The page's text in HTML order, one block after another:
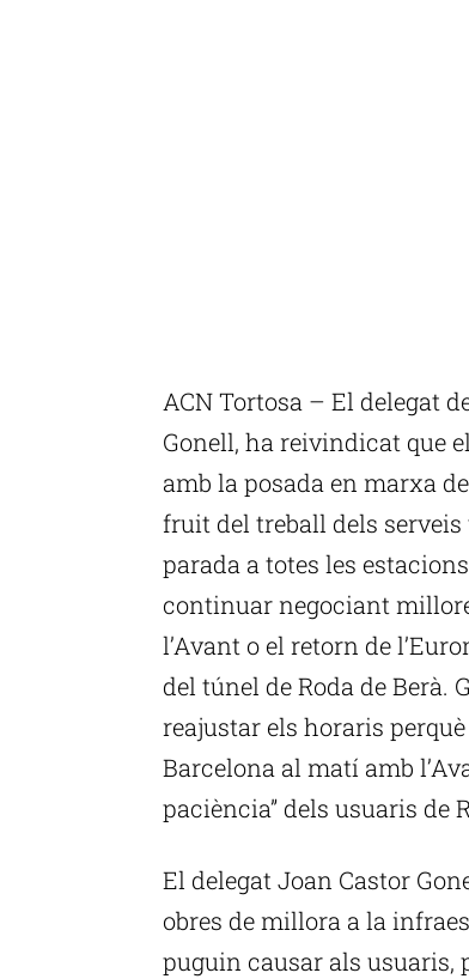
ACN Tortosa – El delegat
Gonell, ha reivindicat que
amb la posada en marxa
fruit del treball dels
parada a totes les
continuar negociant
l’Avant o el retorn de
del túnel de Roda de Berà.
reajustar els horaris
Barcelona al matí amb
paciència” dels usuaris de
El delegat Joan Castor
obres de millora a la
puguin causar als usuaris,